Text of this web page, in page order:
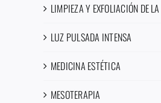
LIMPIEZA Y EXFOLIACIÓN DE
LUZ PULSADA INTENSA
MEDICINA ESTÉTICA
MESOTERAPIA